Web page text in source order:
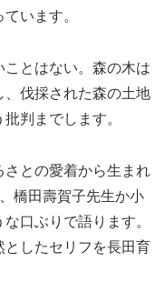
います。
とはない。森の木は
伐採された森の土地
判までします。
さとの愛着から生まれ
橋田壽賀子先生か小
口ぶりで語ります。
したセリフを長田育